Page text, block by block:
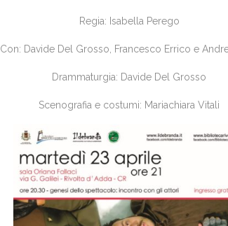
Regia: Isabella Perego
Con: Davide Del Grosso, Francesco Errico e
Drammaturgia: Davide Del Grosso
Scenografia e costumi: Mariachiara Vitali